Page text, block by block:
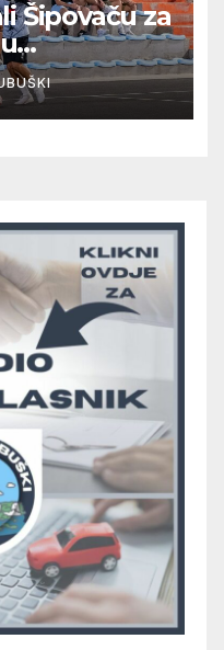
Šipovaču za
izborio
ispao,